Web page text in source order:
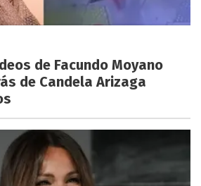
de Facundo Moyano
de Candela Arizaga